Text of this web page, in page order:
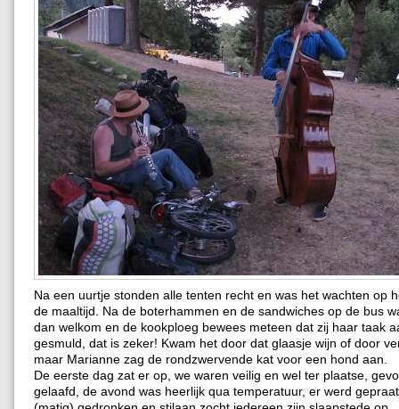
Na een uurtje stonden alle tenten recht en was het wachten op
de maaltijd. Na de boterhammen en de sandwiches op de bus
dan welkom en de kookploeg bewees meteen dat zij haar taak
gesmuld, dat is zeker! Kwam het door dat glaasje wijn of door
maar Marianne zag de rondzwervende kat voor een hond aan.
De eerste dag zat er op, we waren veilig en wel ter plaatse,
gelaafd, de avond was heerlijk qua temperatuur, er werd